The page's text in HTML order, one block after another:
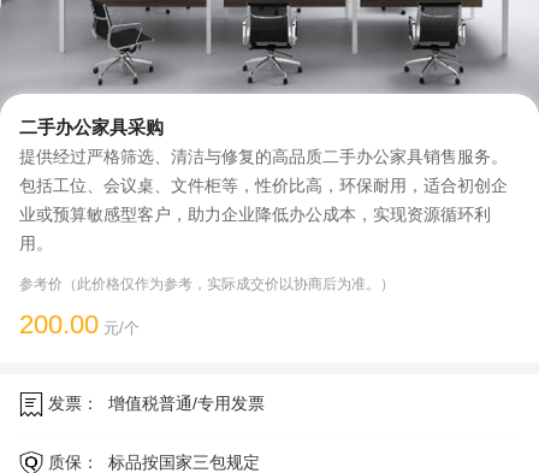
二手办公家具采购
提供经过严格筛选、清洁与修复的高品质二手办公家具销售服务。
包括工位、会议桌、文件柜等，性价比高，环保耐用，适合初创企
业或预算敏感型客户，助力企业降低办公成本，实现资源循环利
用。
参考价（此价格仅作为参考，实际成交价以协商后为准。）
200.00 元/个
发票： 增值税普通/专用发票
质保： 标品按国家三包规定